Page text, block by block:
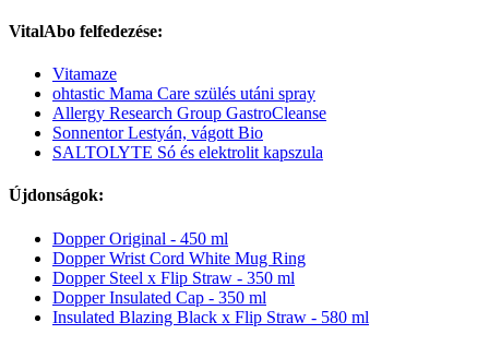
VitalAbo felfedezése:
Vitamaze
ohtastic Mama Care szülés utáni spray
Allergy Research Group GastroCleanse
Sonnentor Lestyán, vágott Bio
SALTOLYTE Só és elektrolit kapszula
Újdonságok:
Dopper Original - 450 ml
Dopper Wrist Cord White Mug Ring
Dopper Steel x Flip Straw - 350 ml
Dopper Insulated Cap - 350 ml
Insulated Blazing Black x Flip Straw - 580 ml